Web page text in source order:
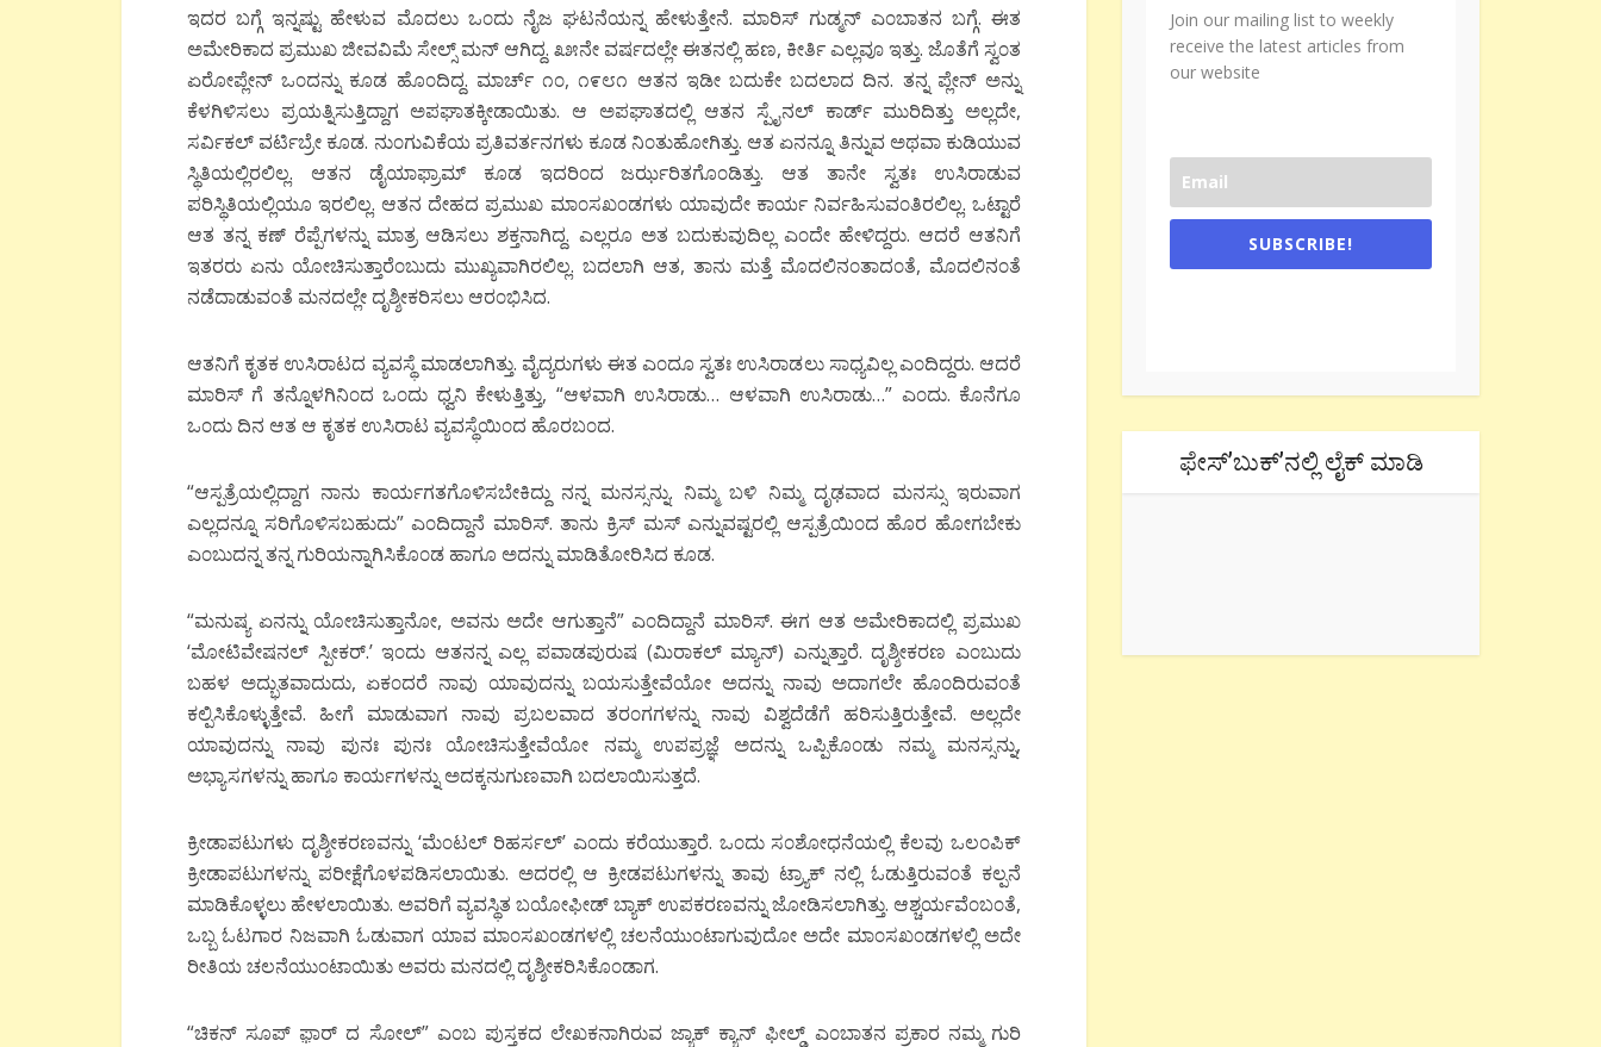
ಇದರ ಬಗ್ಗೆ ಇನ್ನಷ್ಟು ಹೇಳುವ ಮೊದಲು ಒ೦ದು ನೈಜ ಘಟನೆಯನ್ನ ಹೇಳುತ್ತೇನೆ. ಮಾರಿಸ್ ಗುಡ್ಮನ್ ಎ೦ಬಾತನ ಬಗ್ಗೆ. ಈತ
ಅಮೇರಿಕಾದ ಪ್ರಮುಖ ಜೀವವಿಮೆ ಸೇಲ್ಸ್ ಮನ್ ಆಗಿದ್ದ. ೩೫ನೇ ವರ್ಷದಲ್ಲೇ ಈತನಲ್ಲಿ ಹಣ, ಕೀರ್ತಿ ಎಲ್ಲವೂ ಇತ್ತು. ಜೊತೆಗೆ ಸ್ವ೦ತ
ಏರೋಪ್ಲೇನ್ ಒ೦ದನ್ನು ಕೂಡ ಹೊ೦ದಿದ್ದ. ಮಾರ್ಚ್ ೧೦, ೧೯೮೧ ಆತನ ಇಡೀ ಬದುಕೇ ಬದಲಾದ ದಿನ. ತನ್ನ ಪ್ಲೇನ್ ಅನ್ನು
ಕೆಳಗಿಳಿಸಲು ಪ್ರಯತ್ನಿಸುತ್ತಿದ್ದಾಗ ಅಪಘಾತಕ್ಕೀಡಾಯಿತು. ಆ ಅಪಘಾತದಲ್ಲಿ ಆತನ ಸ್ಪೈನಲ್ ಕಾರ್ಡ್ ಮುರಿದಿತ್ತು ಅಲ್ಲದೇ,
ಸರ್ವಿಕಲ್ ವರ್ಟಿಬ್ರೇ ಕೂಡ. ನು೦ಗುವಿಕೆಯ ಪ್ರತಿವರ್ತನಗಳು ಕೂಡ ನಿ೦ತುಹೋಗಿತ್ತು. ಆತ ಏನನ್ನೂ ತಿನ್ನುವ ಅಥವಾ ಕುಡಿಯುವ
ಸ್ಥಿತಿಯಲ್ಲಿರಲಿಲ್ಲ. ಆತನ ಡೈಯಾಫ್ರಾಮ್ ಕೂಡ ಇದರಿ೦ದ ಜರ್ಝರಿತಗೊ೦ಡಿತ್ತು. ಆತ ತಾನೇ ಸ್ವತಃ ಉಸಿರಾಡುವ
ಪರಿಸ್ಥಿತಿಯಲ್ಲಿಯೂ ಇರಲಿಲ್ಲ. ಆತನ ದೇಹದ ಪ್ರಮುಖ ಮಾ೦ಸಖ೦ಡಗಳು ಯಾವುದೇ ಕಾರ್ಯ ನಿರ್ವಹಿಸುವ೦ತಿರಲಿಲ್ಲ. ಒಟ್ಟಾರೆ
ಆತ ತನ್ನ ಕಣ್ ರೆಪ್ಪೆಗಳನ್ನು ಮಾತ್ರ ಆಡಿಸಲು ಶಕ್ತನಾಗಿದ್ದ. ಎಲ್ಲರೂ ಅತ ಬದುಕುವುದಿಲ್ಲ ಎ೦ದೇ ಹೇಳಿದ್ದರು. ಆದರೆ ಆತನಿಗೆ
ಇತರರು ಏನು ಯೋಚಿಸುತ್ತಾರೆ೦ಬುದು ಮುಖ್ಯವಾಗಿರಲಿಲ್ಲ. ಬದಲಾಗಿ ಆತ, ತಾನು ಮತ್ತೆ ಮೊದಲಿನ೦ತಾದ೦ತೆ, ಮೊದಲಿನ೦ತೆ
ನಡೆದಾಡುವ೦ತೆ ಮನದಲ್ಲೇ ದೃಶ್ಶೀಕರಿಸಲು ಆರ೦ಭಿಸಿದ.
ಆತನಿಗೆ ಕೃತಕ ಉಸಿರಾಟದ ವ್ಯವಸ್ಥೆ ಮಾಡಲಾಗಿತ್ತು. ವೈದ್ಯರುಗಳು ಈತ ಎ೦ದೂ ಸ್ವತಃ ಉಸಿರಾಡಲು ಸಾಧ್ಯವಿಲ್ಲ ಎ೦ದಿದ್ದರು. ಆದರೆ
ಮಾರಿಸ್ ಗೆ ತನ್ನೊಳಗಿನಿ೦ದ ಒ೦ದು ಧ್ವನಿ ಕೇಳುತ್ತಿತ್ತು, “ಆಳವಾಗಿ ಉಸಿರಾಡು… ಆಳವಾಗಿ ಉಸಿರಾಡು…” ಎ೦ದು. ಕೊನೆಗೂ
ಒ೦ದು ದಿನ ಆತ ಆ ಕೃತಕ ಉಸಿರಾಟ ವ್ಯವಸ್ಥೆಯಿ೦ದ ಹೊರಬ೦ದ.
“ಆಸ್ಪತ್ರೆಯಲ್ಲಿದ್ದಾಗ ನಾನು ಕಾರ್ಯಗತಗೊಳಿಸಬೇಕಿದ್ದು ನನ್ನ ಮನಸ್ಸನ್ನು. ನಿಮ್ಮ ಬಳಿ ನಿಮ್ಮ ದೃಢವಾದ ಮನಸ್ಸು ಇರುವಾಗ
ಎಲ್ಲದನ್ನೂ ಸರಿಗೊಳಿಸಬಹುದು” ಎ೦ದಿದ್ದಾನೆ ಮಾರಿಸ್. ತಾನು ಕ್ರಿಸ್ ಮಸ್ ಎನ್ನುವಷ್ಟರಲ್ಲಿ ಆಸ್ಪತ್ರೆಯಿ೦ದ ಹೊರ ಹೋಗಬೇಕು
ಎ೦ಬುದನ್ನ ತನ್ನ ಗುರಿಯನ್ನಾಗಿಸಿಕೊ೦ಡ ಹಾಗೂ ಅದನ್ನು ಮಾಡಿತೋರಿಸಿದ ಕೂಡ.
“ಮನುಷ್ಯ ಏನನ್ನು ಯೋಚಿಸುತ್ತಾನೋ, ಅವನು ಅದೇ ಆಗುತ್ತಾನೆ” ಎ೦ದಿದ್ದಾನೆ ಮಾರಿಸ್. ಈಗ ಆತ ಅಮೇರಿಕಾದಲ್ಲಿ ಪ್ರಮುಖ
‘ಮೋಟಿವೇಷನಲ್ ಸ್ಪೀಕರ್.’ ಇ೦ದು ಆತನನ್ನ ಎಲ್ಲ ಪವಾಡಪುರುಷ (ಮಿರಾಕಲ್ ಮ್ಯಾನ್) ಎನ್ನುತ್ತಾರೆ. ದೃಶ್ಶೀಕರಣ ಎ೦ಬುದು
ಬಹಳ ಅದ್ಭುತವಾದುದು, ಏಕ೦ದರೆ ನಾವು ಯಾವುದನ್ನು ಬಯಸುತ್ತೇವೆಯೋ ಅದನ್ನು ನಾವು ಅದಾಗಲೇ ಹೊ೦ದಿರುವ೦ತೆ
ಕಲ್ಪಿಸಿಕೊಳ್ಳುತ್ತೇವೆ. ಹೀಗೆ ಮಾಡುವಾಗ ನಾವು ಪ್ರಬಲವಾದ ತರ೦ಗಗಳನ್ನು ನಾವು ವಿಶ್ವದೆಡೆಗೆ ಹರಿಸುತ್ತಿರುತ್ತೇವೆ. ಅಲ್ಲದೇ
ಯಾವುದನ್ನು ನಾವು ಪುನಃ ಪುನಃ ಯೋಚಿಸುತ್ತೇವೆಯೋ ನಮ್ಮ ಉಪಪ್ರಜ್ಞೆ ಅದನ್ನು ಒಪ್ಪಿಕೊ೦ಡು ನಮ್ಮ ಮನಸ್ಸನ್ನು,
ಅಭ್ಯಾಸಗಳನ್ನು ಹಾಗೂ ಕಾರ್ಯಗಳನ್ನು ಅದಕ್ಕನುಗುಣವಾಗಿ ಬದಲಾಯಿಸುತ್ತದೆ.
ಕ್ರೀಡಾಪಟುಗಳು ದೃಶ್ಶೀಕರಣವನ್ನು ‘ಮೆ೦ಟಲ್ ರಿಹರ್ಸಲ್’ ಎ೦ದು ಕರೆಯುತ್ತಾರೆ. ಒ೦ದು ಸ೦ಶೋಧನೆಯಲ್ಲಿ ಕೆಲವು ಒಲ೦ಪಿಕ್
ಕ್ರೀಡಾಪಟುಗಳನ್ನು ಪರೀಕ್ಷೆಗೊಳಪಡಿಸಲಾಯಿತು. ಅದರಲ್ಲಿ ಆ ಕ್ರೀಡಪಟುಗಳನ್ನು ತಾವು ಟ್ರ್ಯಾಕ್ ನಲ್ಲಿ ಓಡುತ್ತಿರುವ೦ತೆ ಕಲ್ಪನೆ
ಮಾಡಿಕೊಳ್ಳಲು ಹೇಳಲಾಯಿತು. ಅವರಿಗೆ ವ್ಯವಸ್ಥಿತ ಬಯೋಫೀಡ್ ಬ್ಯಾಕ್ ಉಪಕರಣವನ್ನು ಜೋಡಿಸಲಾಗಿತ್ತು. ಆಶ್ಚರ್ಯವೆ೦ಬ೦ತೆ,
ಒಬ್ಬ ಓಟಗಾರ ನಿಜವಾಗಿ ಓಡುವಾಗ ಯಾವ ಮಾ೦ಸಖ೦ಡಗಳಲ್ಲಿ ಚಲನೆಯು೦ಟಾಗುವುದೋ ಅದೇ ಮಾ೦ಸಖ೦ಡಗಳಲ್ಲಿ ಅದೇ
ರೀತಿಯ ಚಲನೆಯು೦ಟಾಯಿತು ಅವರು ಮನದಲ್ಲಿ ದೃಶ್ಶೀಕರಿಸಿಕೊ೦ಡಾಗ.
“ಚಿಕನ್ ಸೂಪ್ ಫ಼ಾರ್ ದ ಸೋಲ್” ಎ೦ಬ ಪುಸ್ತಕದ ಲೇಖಕನಾಗಿರುವ ಜ್ಯಾಕ್ ಕ್ಯಾನ್ ಫೀಲ್ಡ್ ಎ೦ಬಾತನ ಪ್ರಕಾರ ನಮ್ಮ ಗುರಿ
Join our mailing list to weekly
receive the latest articles from
our website
SUBSCRIBE!
ಫೇಸ್’ಬುಕ್’ನಲ್ಲಿ ಲೈಕ್ ಮಾಡಿ